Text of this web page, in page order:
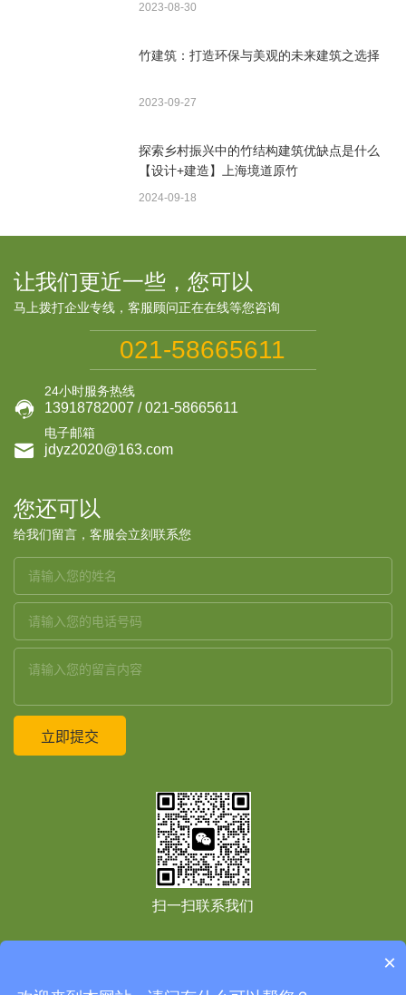
2023-08-30
竹建筑：打造环保与美观的未来建筑之选择
2023-09-27
探索乡村振兴中的竹结构建筑优缺点是什么
【设计+建造】上海境道原竹
2024-09-18
让我们更近一些，您可以
马上拨打企业专线，客服顾问正在在线等您咨询
021-58665611

24小时服务热线
13918782007 / 021-58665611

电子邮箱
jdyz2020@163.com
您还可以
给我们留言，客服会立刻联系您
扫一扫联系我们
×